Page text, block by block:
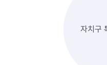
자치구